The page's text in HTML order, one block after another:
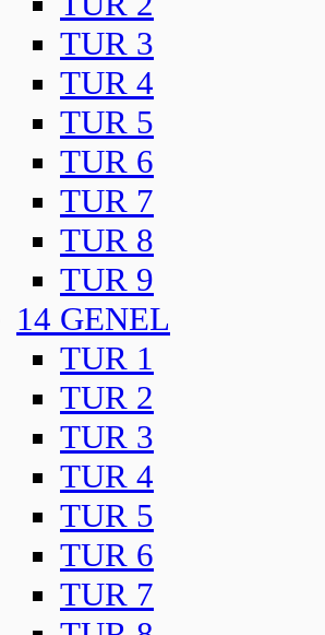
TUR 3
TUR 4
TUR 5
TUR 6
TUR 7
TUR 8
TUR 9
14 GENEL
TUR 1
TUR 2
TUR 3
TUR 4
TUR 5
TUR 6
TUR 7